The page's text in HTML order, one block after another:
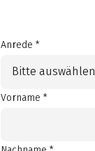
Anrede *
Bitte auswählen
Vorname *